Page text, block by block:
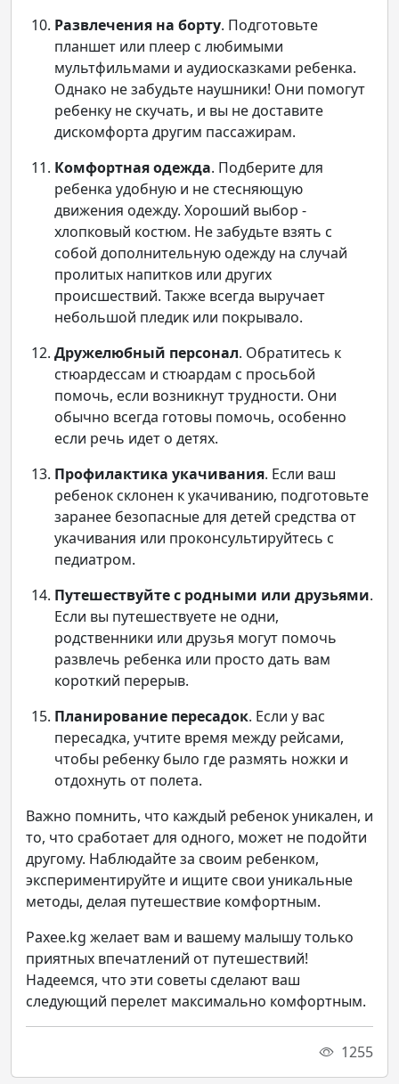
Развлечения на борту. Подготовьте
планшет или плеер с любимыми
мультфильмами и аудиосказками ребенка.
Однако не забудьте наушники! Они помогут
ребенку не скучать, и вы не доставите
дискомфорта другим пассажирам.
Комфортная одежда. Подберите для
ребенка удобную и не стесняющую
движения одежду. Хороший выбор -
хлопковый костюм. Не забудьте взять с
собой дополнительную одежду на случай
пролитых напитков или других
происшествий. Также всегда выручает
небольшой пледик или покрывало.
Дружелюбный персонал. Обратитесь к
стюардессам и стюардам с просьбой
помочь, если возникнут трудности. Они
обычно всегда готовы помочь, особенно
если речь идет о детях.
Профилактика укачивания. Если ваш
ребенок склонен к укачиванию, подготовьте
заранее безопасные для детей средства от
укачивания или проконсультируйтесь с
педиатром.
Путешествуйте с родными или друзьями.
Если вы путешествуете не одни,
родственники или друзья могут помочь
развлечь ребенка или просто дать вам
короткий перерыв.
Планирование пересадок. Если у вас
пересадка, учтите время между рейсами,
чтобы ребенку было где размять ножки и
отдохнуть от полета.
Важно помнить, что каждый ребенок уникален, и
то, что сработает для одного, может не подойти
другому. Наблюдайте за своим ребенком,
экспериментируйте и ищите свои уникальные
методы, делая путешествие комфортным.
Paxee.kg желает вам и вашему малышу только
приятных впечатлений от путешествий!
Надеемся, что эти советы сделают ваш
следующий перелет максимально комфортным.
1255